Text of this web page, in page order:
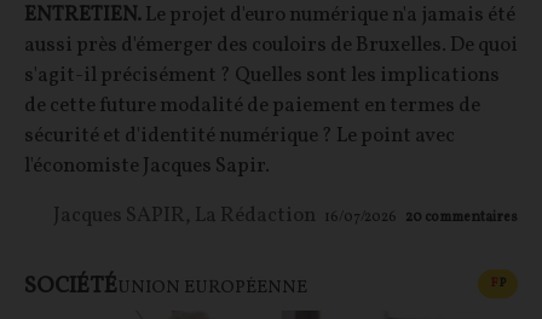
ENTRETIEN.Le projet d'euro numérique n'a jamais été
aussi près d'émerger des couloirs de Bruxelles. De quoi
s'agit-il précisément ? Quelles sont les implications
de cette future modalité de paiement en termes de
sécurité et d'identité numérique ? Le point avec
l'économiste Jacques Sapir.
Jacques SAPIR, La Rédaction 16/07/2026 20 commentaires
SOCIÉTÉUNION EUROPÉENNE FP